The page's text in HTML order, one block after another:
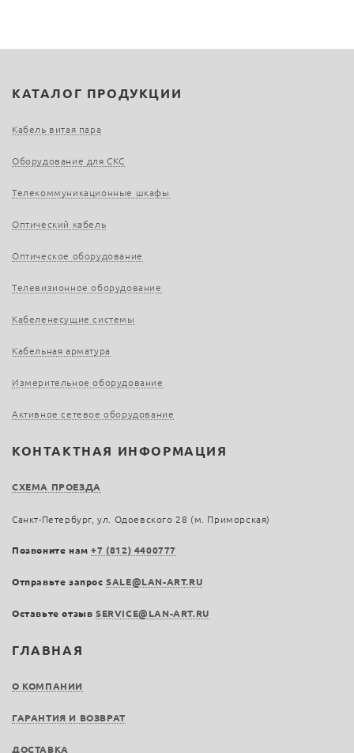
ГЛАВНАЯ
О КОМПАНИИ
ГАРАНТИЯ И ВОЗВРАТ
ДОСТАВКА
КАТАЛОГ ПРОДУКЦИИ
Кабель витая пара
Оборудование для СКС
Телекоммуникационные шкафы
Оптический кабель
Оптическое оборудование
Телевизионное оборудование
Кабеленесущие системы
Кабельная арматура
Измерительное оборудование
Активное сетевое оборудование
КОНТАКТНАЯ ИНФОРМАЦИЯ
СХЕМА ПРОЕЗДА
Санкт-Петербург, ул. Одоевского 28 (м. Приморская)
Позвоните нам+7 (812) 4400777
Отправьте запросSALE@LAN-ART.RU
Оставьте отзыв SERVICE@LAN-ART.RU